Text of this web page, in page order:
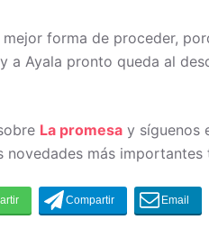
forma de proceder,
a Ayala pronto queda al
La promesa y síguenos
más